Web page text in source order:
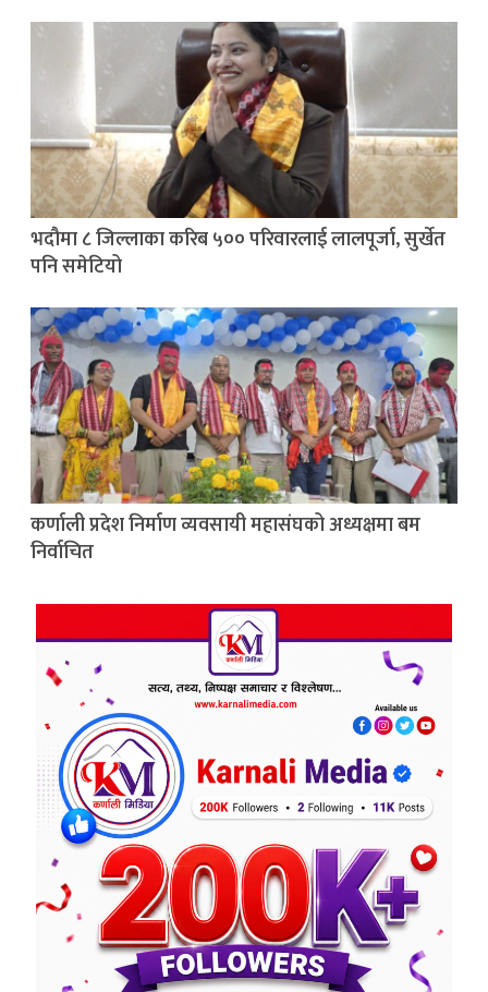
भदौमा ८ जिल्लाका करिब ५०० परिवारलाई लालपूर्जा, सुर्खेत
पनि समेटियो
कर्णाली प्रदेश निर्माण व्यवसायी महासंघको अध्यक्षमा बम
निर्वाचित